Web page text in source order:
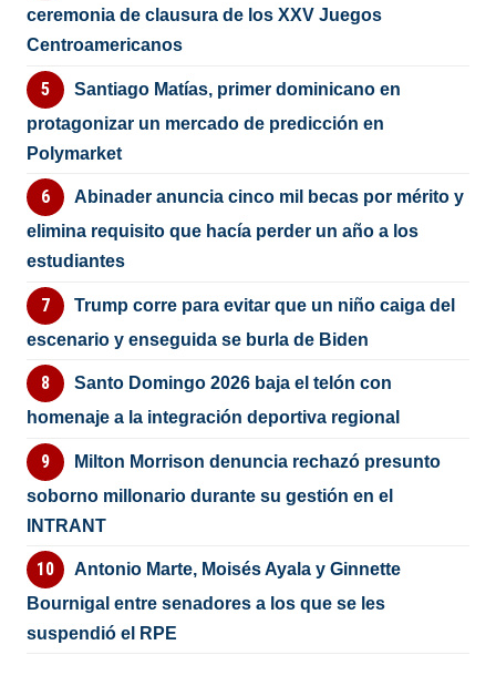
ceremonia de clausura de los XXV Juegos
Centroamericanos
Santiago Matías, primer dominicano en
protagonizar un mercado de predicción en
Polymarket
Abinader anuncia cinco mil becas por mérito y
elimina requisito que hacía perder un año a los
estudiantes
Trump corre para evitar que un niño caiga del
escenario y enseguida se burla de Biden
Santo Domingo 2026 baja el telón con
homenaje a la integración deportiva regional
Milton Morrison denuncia rechazó presunto
soborno millonario durante su gestión en el
INTRANT
Antonio Marte, Moisés Ayala y Ginnette
Bournigal entre senadores a los que se les
suspendió el RPE